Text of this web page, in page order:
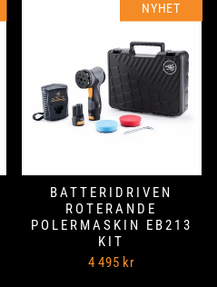
NYHET
BATTERIDRIVEN
ROTERANDE
POLERMASKIN EB213
KIT
4 495 kr